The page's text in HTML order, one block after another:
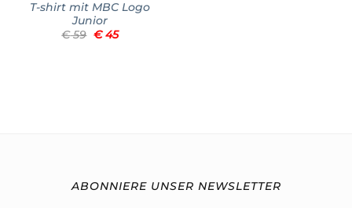
T-shirt mit MBC Logo
Junior
€59 Ursprünglicher
€45Aktueller
ABONNIERE UNSER NEWSLETTER